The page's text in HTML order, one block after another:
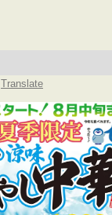
Translate